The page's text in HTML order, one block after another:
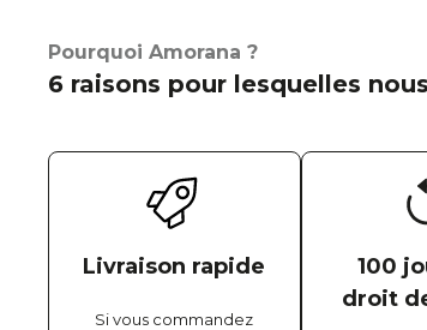
Pourquoi Amorana ?
6 raisons pour lesquelles
Livraison rapide
Si vous commandez
100
droit